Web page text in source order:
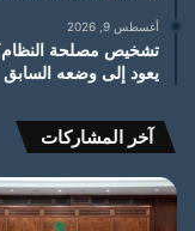
أغسطس 9, 2026
تشخيص مصلحة النظام”
يعود إلى وضعه السابق
آخر المشاركات